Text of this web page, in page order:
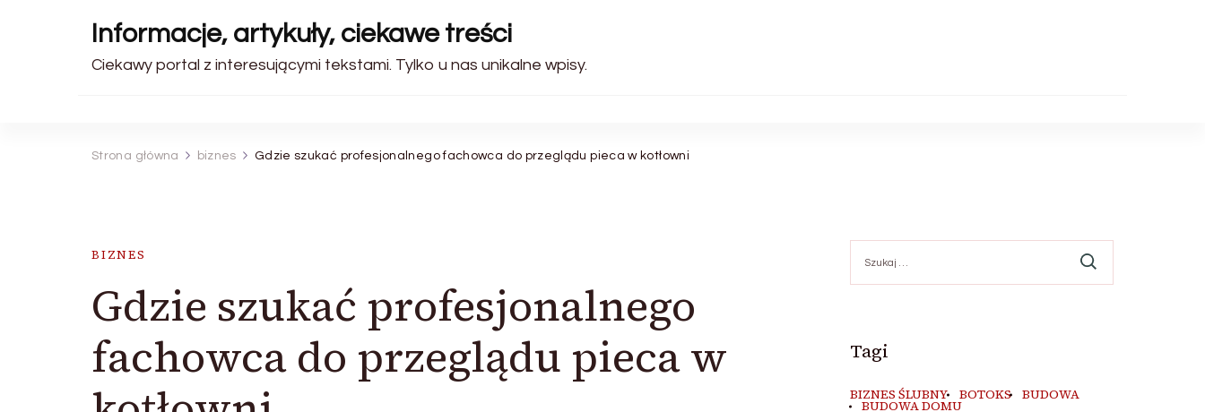
Informacje, artykuły, ciekawe treści
Ciekawy portal z interesującymi tekstami. Tylko u nas unikalne wpisy.
Strona główna biznes Gdzie szukać profesjonalnego fachowca do przeglądu pieca w kotłowni
BIZNES
Gdzie szukać profesjonalnego
fachowca do przeglądu pieca w
Tagi
BIZNES ŚLUBNY BOTOKS BUDOWA
BUDOWA DOMU